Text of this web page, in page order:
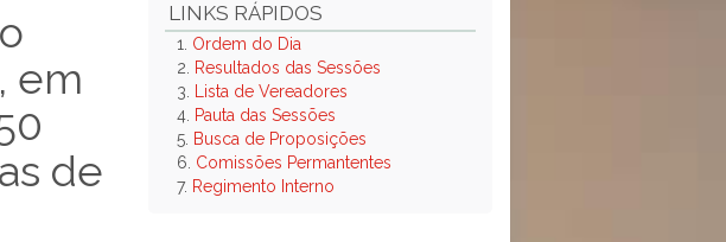
em
de
LINKS RÁPIDOS
1. Ordem do Dia
2.
Resultados das Sessões
3.
Lista de Vereadores
4. Pauta das Sessões
5. Busca de Proposições
6. Comissões Permantentes
7. Regimento Interno